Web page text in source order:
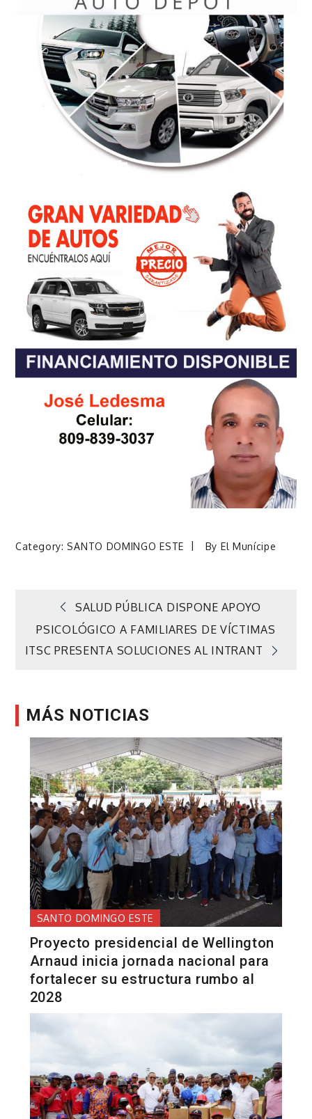
Category: SANTO DOMINGO ESTE By El Munícipe
Navegación
de
SALUD PÚBLICA DISPONE APOYO
PSICOLÓGICO A FAMILIARES DE VÍCTIMAS
ITSC PRESENTA SOLUCIONES AL INTRANT
MÁS NOTICIAS
SANTO DOMINGO ESTE
Proyecto presidencial de Wellington
Arnaud inicia jornada nacional para
fortalecer su estructura rumbo al
2028